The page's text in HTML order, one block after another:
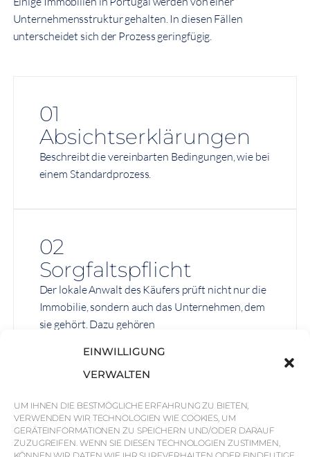
EINWILLIGUNG
VERWALTEN
UM IHNEN DIE BESTMÖGLICHE ERFAHRUNG ZU BIETEN,
VERWENDEN WIR TECHNOLOGIEN WIE COOKIES, UM
GERÄTEINFORMATIONEN ZU SPEICHERN UND/ODER DARAUF
ZUZUGREIFEN. WENN SIE DIESEN TECHNOLOGIEN ZUSTIMMEN,
Unternehmensstruktur gehalten. In diesen Fällen
unterscheidet sich der Prozess geringfügig.
01
Absichtserklärungen
Beschreibt die vereinbarten Bedingungen, wie bei
einem Standardprozess.
02
Sorgfaltspflicht
Der lokale Anwalt des Käufers prüft nicht nur die
Immobilie, sondern auch das Unternehmen, dem
sie gehört. Dazu gehören
die Rechtsgeschichte.
03